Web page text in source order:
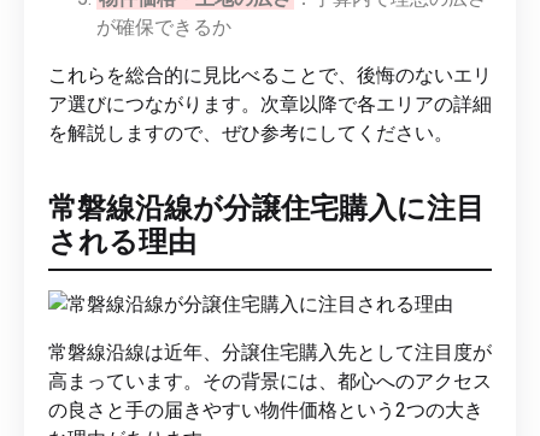
が確保できるか
これらを総合的に見比べることで、後悔のないエリ
ア選びにつながります。次章以降で各エリアの詳細
を解説しますので、ぜひ参考にしてください。
常磐線沿線が分譲住宅購入に注目
される理由
常磐線沿線は近年、分譲住宅購入先として注目度が
高まっています。その背景には、都心へのアクセス
の良さと手の届きやすい物件価格という2つの大き